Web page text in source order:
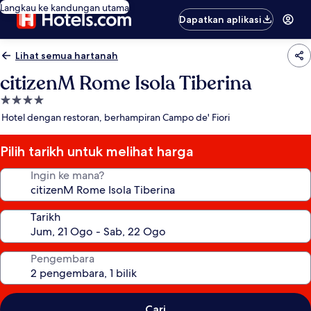
Langkau ke kandungan utama
Dapatkan aplikasi
Lihat semua hartanah
citizenM Rome Isola Tiberina
Hartanah
4.0
Hotel dengan restoran, berhampiran Campo de' Fiori
Pilih tarikh untuk melihat harga
Ingin ke mana?
Tarikh
Pengembara